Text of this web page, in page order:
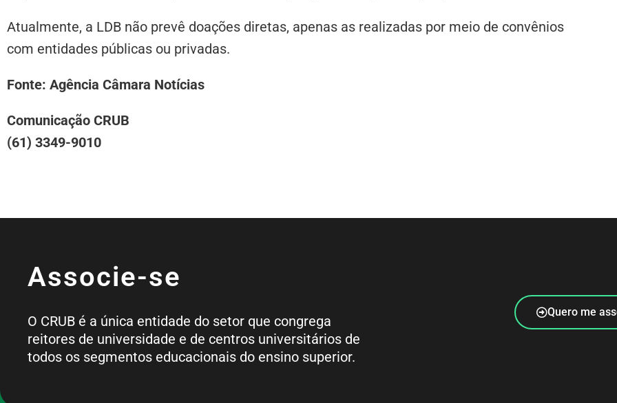
Atualmente, a LDB não prevê doações diretas, apenas as realizadas por meio de convênios
com entidades públicas ou privadas.
Fonte: Agência Câmara Notícias
Comunicação CRUB
(61) 3349-9010
Associe-se
O CRUB é a única entidade do setor que congrega
reitores de universidade e de centros universitários de
todos os segmentos educacionais do ensino superior.
Quero me